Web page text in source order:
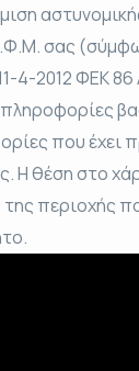
σας
4-2012 ΦΕΚ 86
που έχει
Η θέση στο
της περιοχής